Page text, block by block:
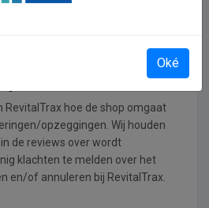
RevitalTrax hoe de shop omgaat
opzeggingen. Wij houden
de reviews over wordt
klachten te melden over het
en/of annuleren bij RevitalTrax.
Oké